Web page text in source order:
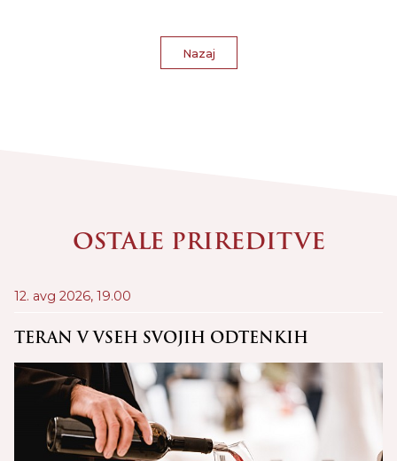
Nazaj
OSTALE PRIREDITVE
12. avg 2026, 19.00
TERAN V VSEH SVOJIH ODTENKIH